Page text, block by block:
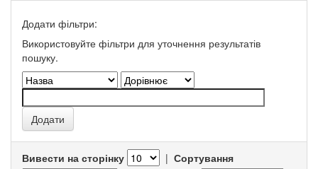
Додати фільтри:
Використовуйте фільтри для уточнення результатів
пошуку.
Вивести на сторінку | Сортування